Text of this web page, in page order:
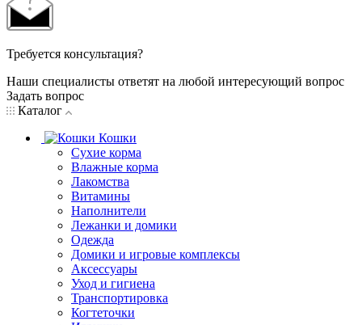
Требуется консультация?
Наши специалисты ответят на любой интересующий вопрос
Задать вопрос
Каталог
Кошки
Сухие корма
Влажные корма
Лакомства
Витамины
Наполнители
Лежанки и домики
Одежда
Домики и игровые комплексы
Аксессуары
Уход и гигиена
Транспортировка
Когтеточки